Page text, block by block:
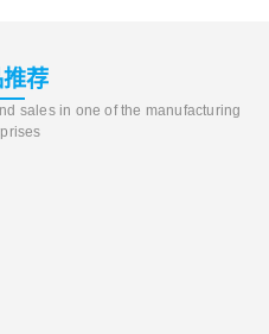
荐
sales in one of the manufacturing